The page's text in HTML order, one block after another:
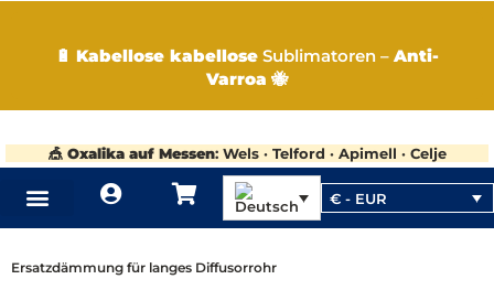
🔋 Kabellose kabellose Sublimatoren – Anti-
Varroa 🐝
🎪 Oxalika auf Messen: Wels · Telford · Apimell · Celje
€ - EUR
Ersatzdämmung für langes Diffusorrohr